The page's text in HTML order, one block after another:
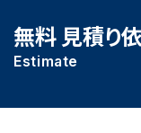
無料 見積り
Estimate